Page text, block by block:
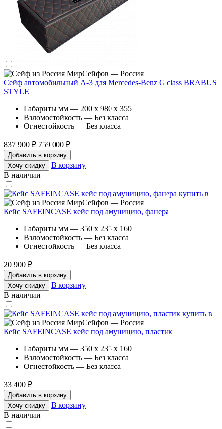
МирСейфов — Россия
Сейф автомобильный А-3 для Mercedes-Benz G class BRABUS
STYLE
Габариты мм — 200 x 980 x 355
Взломостойкость — Без класса
Огнестойкость — Без класса
837 900 ₽ 759 000 ₽
Добавить в корзину
Хочу скидку
В корзину
В наличии
МирСейфов — Россия
Кейс SAFEINCASE кейс под амуницию, фанера
Габариты мм — 350 x 235 x 160
Взломостойкость — Без класса
Огнестойкость — Без класса
20 900 ₽
Добавить в корзину
Хочу скидку
В корзину
В наличии
МирСейфов — Россия
Кейс SAFEINCASE кейс под амуницию, пластик
Габариты мм — 350 x 235 x 160
Взломостойкость — Без класса
Огнестойкость — Без класса
33 400 ₽
Добавить в корзину
Хочу скидку
В корзину
В наличии